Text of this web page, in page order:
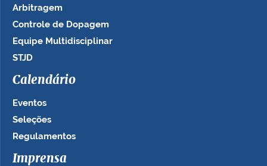
Arbitragem
Controle de Dopagem
Equipe Multidisciplinar
STJD
Calendário
Eventos
Seleções
Regulamentos
Imprensa